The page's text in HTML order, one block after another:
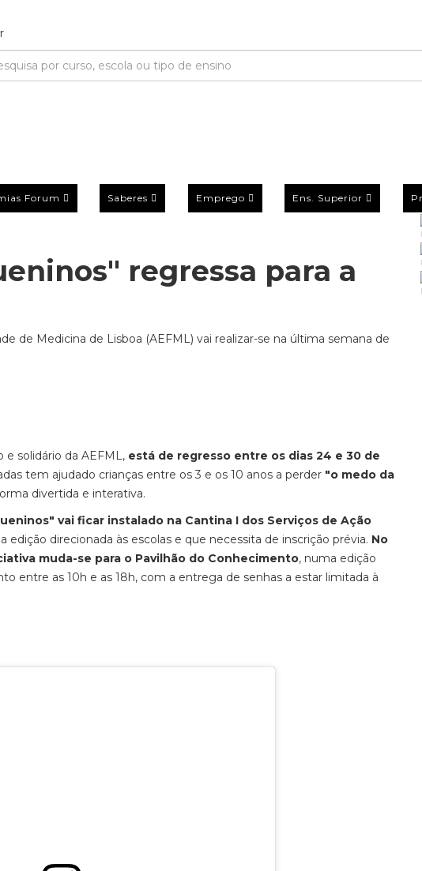
Forum Saberes Emprego Ens. Superior
regressa para a
de Medicina de Lisboa (AEFML) vai realizar-se na última semana de
e solidário da AEFML, está de regresso entre os dias 24 e 30 de
tem ajudado crianças entre os 3 e os 10 anos a perder "o medo da
divertida e interativa.
vai ficar instalado na Cantina I dos Serviços de Ação
edição direcionada às escolas e que necessita de inscrição prévia. No
muda-se para o Pavilhão do Conhecimento, numa edição
entre as 10h e as 18h, com a entrega de senhas a estar limitada à